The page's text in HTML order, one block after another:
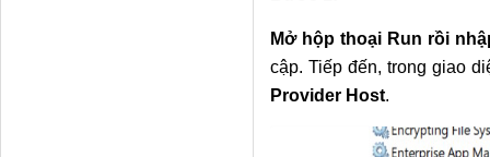
Mở hộp thoại Run rồi
cập. Tiếp đến, trong giao
Provider Host.